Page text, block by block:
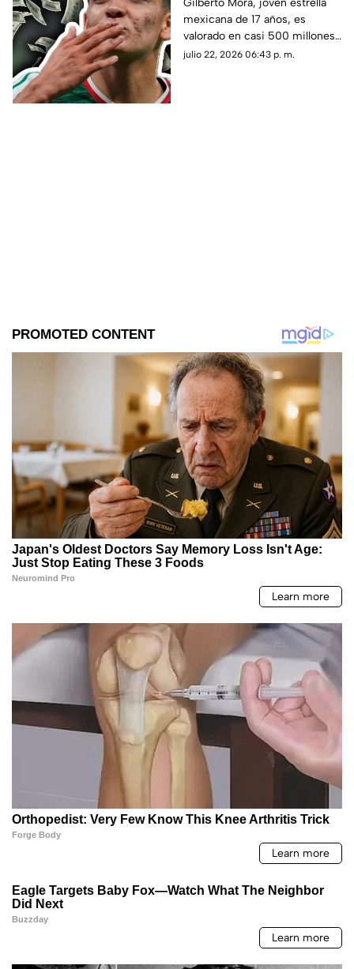
valorado en casi 500
millones tras la Copa
Mundial de la FIFA
Gilberto Mora, joven estrella
mexicana de 17 años, es
valorado en casi 500 millones
tras la Copa Mundial de la FIFA
julio 22, 2026 06:43 p. m.